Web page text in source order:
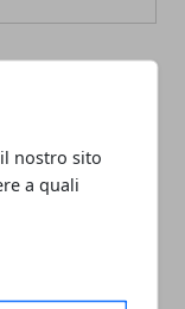
nostro sito
a quali